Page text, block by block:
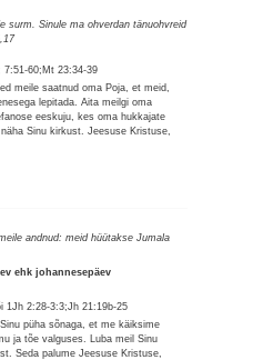
surm. Sinule ma ohverdan tänuohvreid
7:51-60;Mt 23:34-39
meile saatnud oma Poja, et meid,
lepitada. Aita meilgi oma
eeskuju, kes oma hukkajate
Sinu kirkust. Jeesuse Kristuse,
andnud: meid hüütakse Jumala
ehk johannesepäev
1Jh 2:28-3:3;Jh 21:19b-25
püha sõnaga, et me käiksime
ja tõe valguses. Luba meil Sinu
Seda palume Jeesuse Kristuse,